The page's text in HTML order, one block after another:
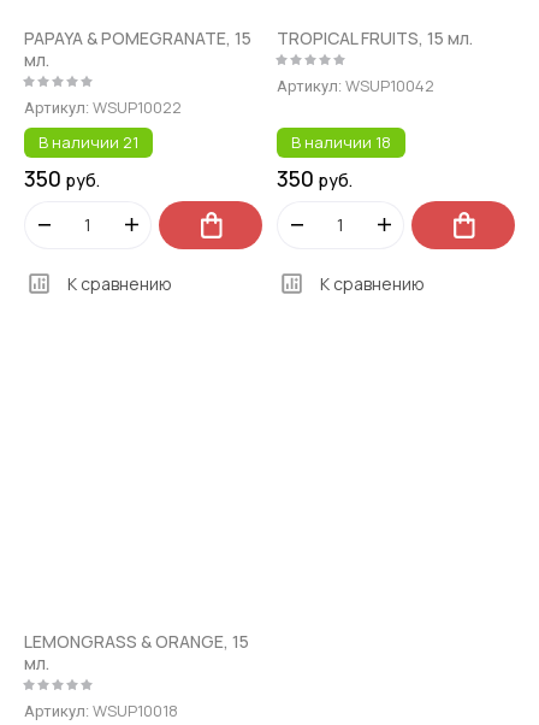
PAPAYA & POMEGRANATE, 15
мл.
Артикул: WSUP10022
В наличии 21
350 руб.
К сравнению
TROPICAL FRUITS, 15 мл.
Артикул: WSUP10042
В наличии 18
350 руб.
К сравнению
LEMONGRASS & ORANGE, 15
мл.
Артикул: WSUP10018